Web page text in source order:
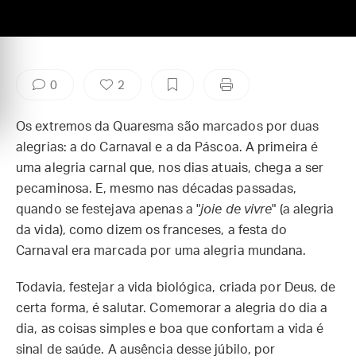
0 2
Os extremos da Quaresma são marcados por duas
alegrias: a do Carnaval e a da Páscoa. A primeira é
uma alegria carnal que, nos dias atuais, chega a ser
pecaminosa. E, mesmo nas décadas passadas,
quando se festejava apenas a "joie de vivre" (a alegria
da vida), como dizem os franceses, a festa do
Carnaval era marcada por uma alegria mundana.
Todavia, festejar a vida biológica, criada por Deus, de
certa forma, é salutar. Comemorar a alegria do dia a
dia, as coisas simples e boa que confortam a vida é
sinal de saúde. A ausência desse júbilo, por